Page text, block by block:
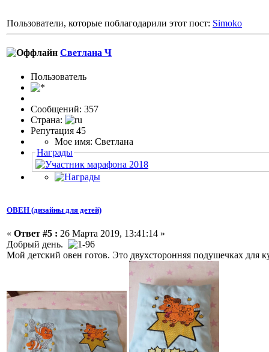
Пользователи, которые поблагодарили этот пост: Simoko
Светлана Ч
Пользовaтeль
Сообщений: 357
Страна:
Репутация 45
Мое имя: Светлана
Награды
ОВЕН (дизайны для детей)
« Ответ #5 : 26 Марта 2019, 13:41:14 »
Добрый день.
Мой детский овен готов. Это двухсторонняя подушечках для